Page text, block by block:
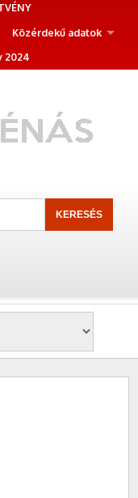
Közérdekű adatok
2024